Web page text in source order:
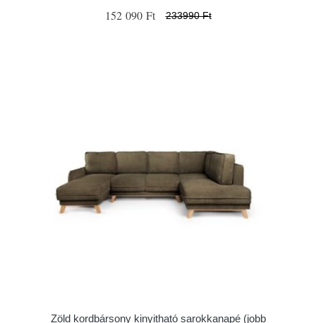
152 090 Ft 233990 Ft
Zöld kordbársony kinyitható sarokkanapé (jobb